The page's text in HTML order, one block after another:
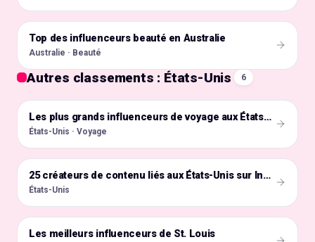
🇦🇺
Top des influenceurs beauté en Australie
Australie · Beauté
Autres classements : États-Unis 6
🇺🇸 Les plus grands influenceurs de voyage aux États-Unis
États-Unis · Voyage
🇺🇸 25 créateurs de contenu liés aux États-Unis sur Instagram
États-Unis
🇺🇸
Les meilleurs influenceurs de St. Louis